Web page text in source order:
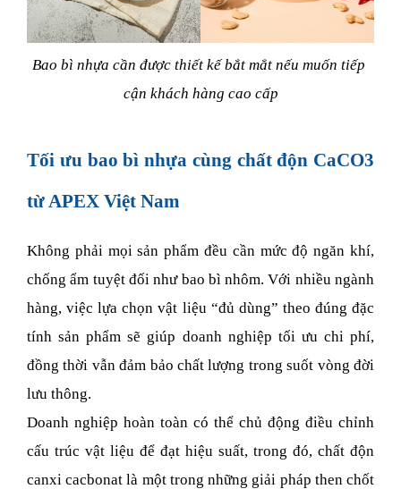
Bao bì nhựa cần được thiết kế bắt mắt nếu muốn tiếp
cận khách hàng cao cấp
Tối ưu bao bì nhựa cùng chất độn CaCO3
từ APEX Việt Nam
Không phải mọi sản phẩm đều cần mức độ ngăn khí,
chống ẩm tuyệt đối như bao bì nhôm. Với nhiều ngành
hàng, việc lựa chọn vật liệu “đủ dùng” theo đúng đặc
tính sản phẩm sẽ giúp doanh nghiệp tối ưu chi phí,
đồng thời vẫn đảm bảo chất lượng trong suốt vòng đời
lưu thông.
Doanh nghiệp hoàn toàn có thể chủ động điều chỉnh
cấu trúc vật liệu để đạt hiệu suất, trong đó, chất độn
canxi cacbonat là một trong những giải pháp then chốt